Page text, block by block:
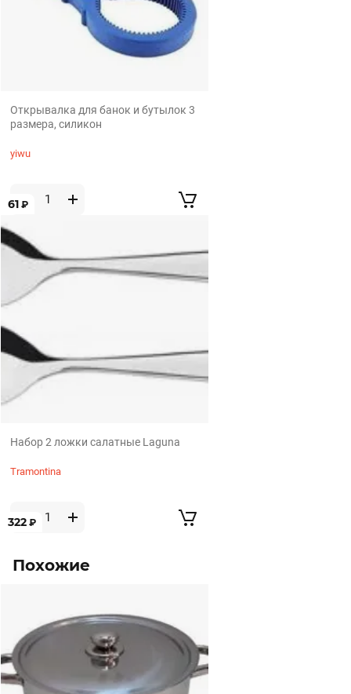
Открывалка для банок и бутылок 3
размера, силикон
yiwu
61 ₽
Набор 2 ложки салатные Laguna
Tramontina
322 ₽
Похожие